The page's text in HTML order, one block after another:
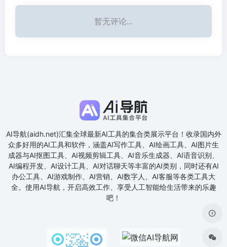
暂无评论...
AI导航(aidh.net)汇集全球最新AI工具的集合类展示平台！收录国内外
众多好用的AI工具和软件，涵盖AI写作工具、AI绘画工具、AI图片生
成器与AI抠图工具、AI视频剪辑工具、AI音乐生成器、AI语音识别、
AI编程开发、AI设计工具、AI对话聊天等丰富的AI类别，同时还有AI
办公工具、AI游戏制作、AI营销、AI数字人、AI客服等各类工具大
全。使用AI导航，开启高效工作、享受人工智能给生活带来的乐趣
吧！